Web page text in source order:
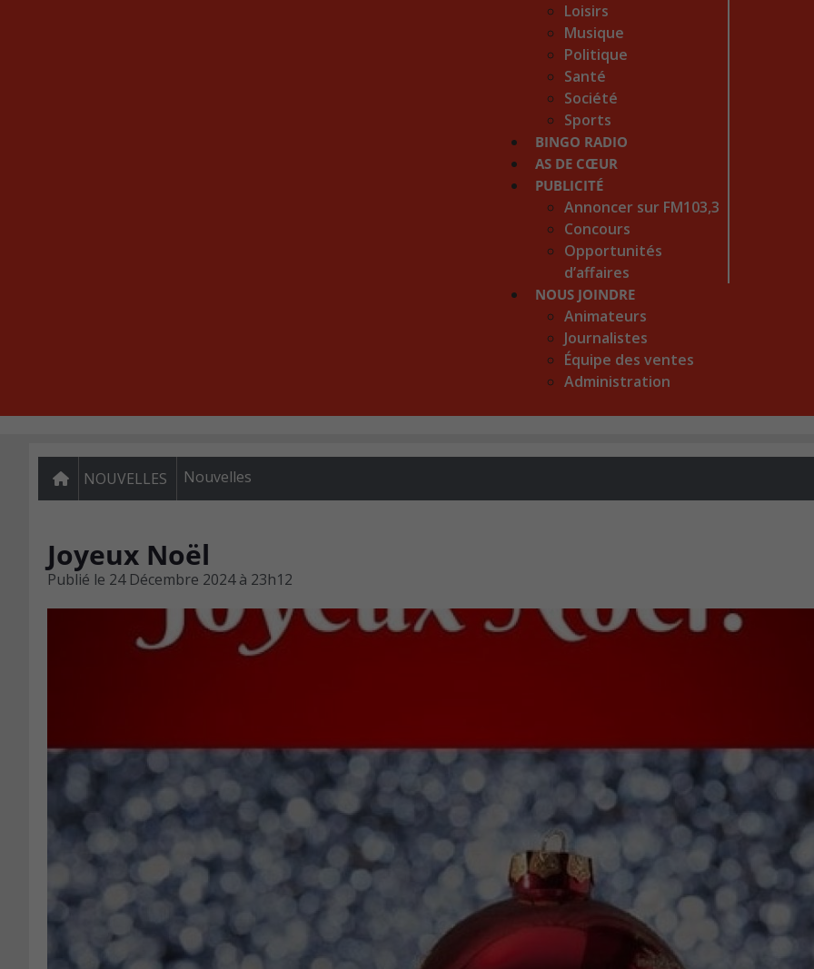
Loisirs
Musique
Politique
Santé
Société
Sports
BINGO RADIO
AS DE CŒUR
PUBLICITÉ
Annoncer sur FM103,3
Concours
Opportunités
d’affaires
NOUS JOINDRE
Animateurs
Journalistes
Équipe des ventes
Administration
NOUVELLES Nouvelles
Joyeux Noël
Publié le 24 Décembre 2024 à 23h12